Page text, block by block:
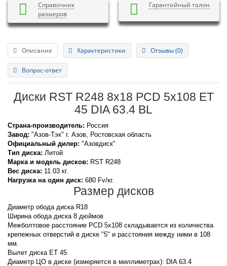
Справочник
размеров
Гарантийный талон
Описание Характеристики Отзывы (0)
Вопрос-ответ
Диски RST R248 8x18 PCD 5x108 ET
45 DIA 63.4 BL
Страна-производитель: Россия
Завод: "Азов-Тэк" г. Азов, Ростовская область
Официальный дилер: "Азовдиск"
Тип диска: Литой
Марка и модель дисков: RST R248
Вес диска: 11.03 кг.
Нагрузка на один диск: 680 Fv/кг.
Размер дисков
Диаметр обода диска R18
Ширина обода диска 8 дюймов
Межболтовое расстояние PCD 5x108 складывается из количества
крепежных отверстий в диске "5" и расстояния между ними в 108
мм.
Вылет диска ET 45
Диаметр ЦО в диске (измеряется в миллиметрах): DIA 63.4